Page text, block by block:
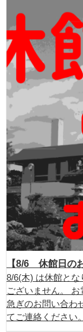
【8/6 休館日の
8/6(木) は休館と
ございません。 お
急ぎのお問い合わ
てご連絡ください。